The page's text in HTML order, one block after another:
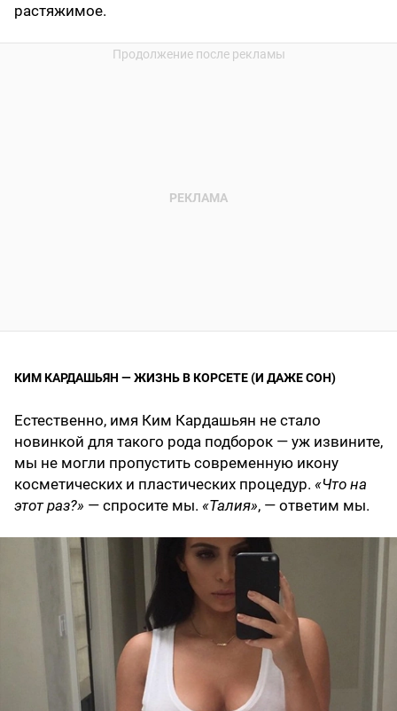
растяжимое.
КИМ КАРДАШЬЯН — ЖИЗНЬ В КОРСЕТЕ (И ДАЖЕ СОН)
Естественно, имя Ким Кардашьян не стало
новинкой для такого рода подборок — уж извините,
мы не могли пропустить современную икону
косметических и пластических процедур. «Что на
этот раз?» — спросите мы. «Талия», — ответим мы.